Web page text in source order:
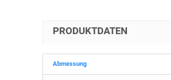
PRODUKTDATEN
Abmessung